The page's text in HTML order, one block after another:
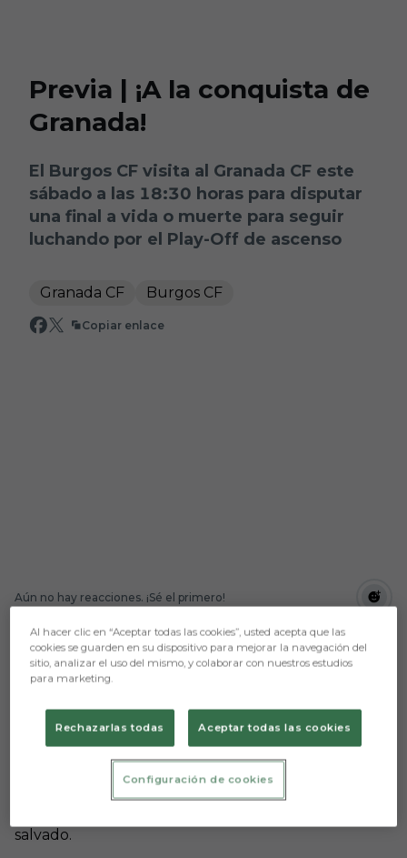
Previa | ¡A la conquista de
Granada!
El Burgos CF visita al Granada CF este
sábado a las 18:30 horas para disputar
una final a vida o muerte para seguir
luchando por el Play-Off de ascenso
Granada CF Burgos CF
Copiar enlace
Aún no hay reacciones. ¡Sé el primero!
Granada CF – Burgos CF (Nuevo Los Cármenes;
sábado 16, 18:30 horas)
El Burgos CF visita al Granada CF este sábado a las
18:30 horas para disputar una final a vida o muerte
por mantenerse en la lucha por entrar en el Play-
Off de ascenso en los tres partidos que quedan de
LaLiga HyperMotion. El Estadio Nuevo Los
Cármenes será el escenario de este duelo en el que
los blanquinegros irán con todo a por la victoria
salvado.
Al hacer clic en “Aceptar todas las cookies”, usted acepta que las
cookies se guarden en su dispositivo para mejorar la navegación del
sitio, analizar el uso del mismo, y colaborar con nuestros estudios
para marketing.
Rechazarlas todas Aceptar todas las cookies
Configuración de cookies